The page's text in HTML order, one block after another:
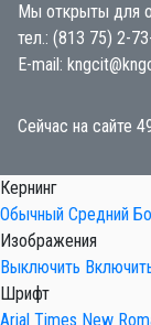
Мы открыты для
тел.: (813 75) 2-
E-mail:
Сейчас на сайте
Кернинг
Обычный Средний
Изображения
Выключить
Шрифт
Arial Times New